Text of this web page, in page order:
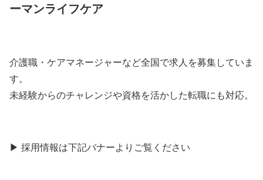
ーマンライフケア
介護職・ケアマネージャーなど全国で求人を募集していま
す。
未経験からのチャレンジや資格を活かした転職にも対応。
▶ 採用情報は下記バナーよりご覧ください